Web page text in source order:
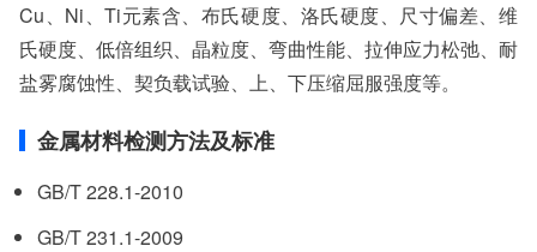
Cu、Ni、Ti元素含、布氏硬度、洛氏硬度、尺寸偏差、维
氏硬度、低倍组织、晶粒度、弯曲性能、拉伸应力松弛、耐
盐雾腐蚀性、契负载试验、上、下压缩屈服强度等。
金属材料检测方法及标准
GB/T 228.1-2010
GB/T 231.1-2009